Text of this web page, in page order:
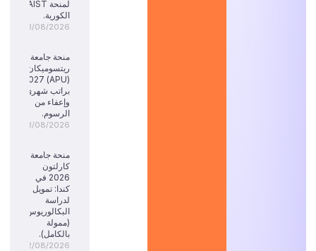
لمنحة KAIST
الكورية.
03/08/2026
منحة جامعة
ريتسوميكان
(APU) 2027:
براتب شهري
وإعفاء من
الرسوم.
03/08/2026
منحة جامعة
كارلتون
2026 في
كندا: تمويل
لدراسة
البكالوريوس
(ممولة
بالكامل).
02/08/2026